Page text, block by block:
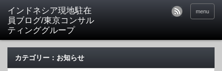
menu
カテゴリー：お知らせ